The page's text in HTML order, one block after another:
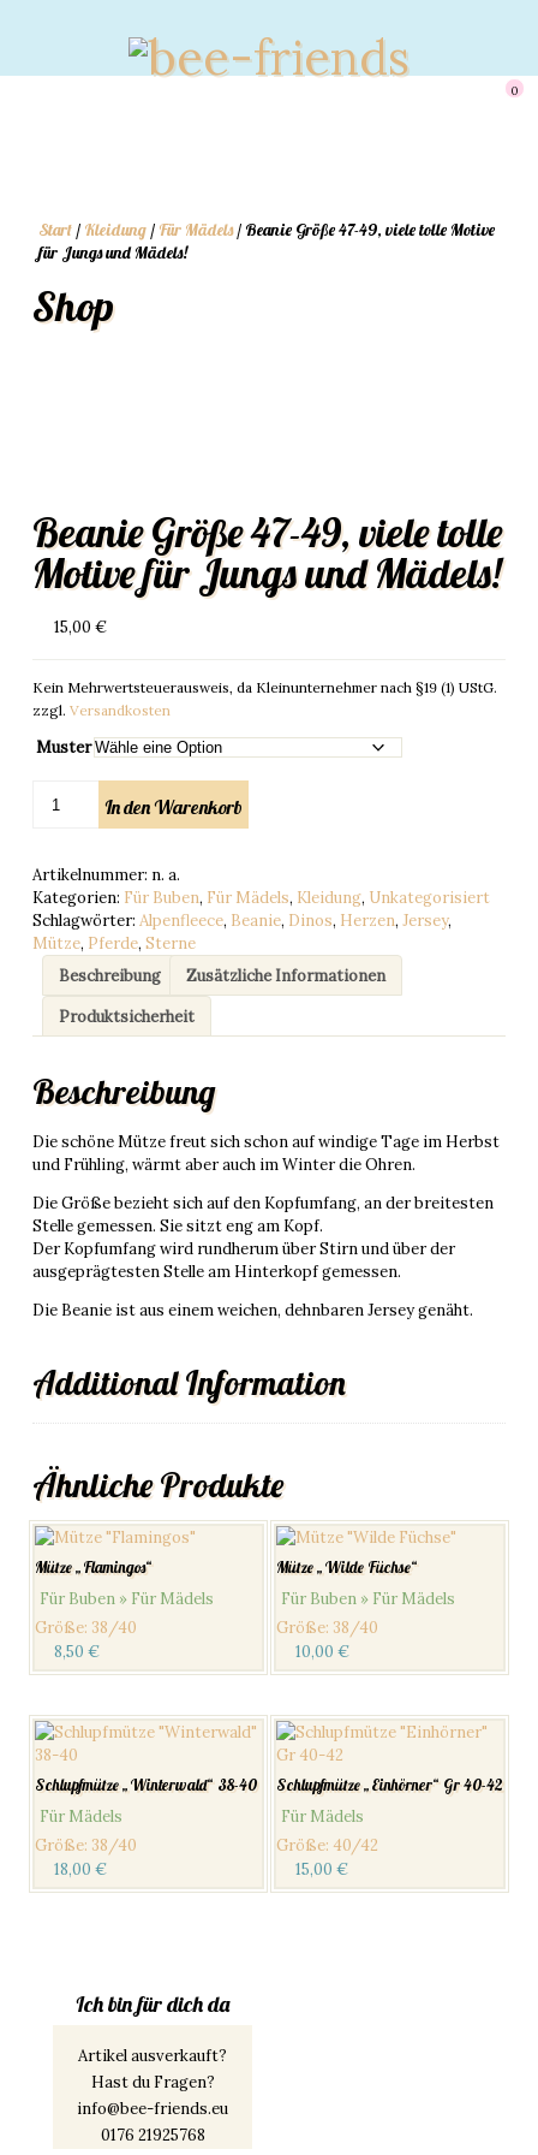
0
Start / Kleidung / Für Mädels/ Beanie Größe 47-49, viele tolle Motive
für Jungs und Mädels!
Shop
Beanie Größe 47-49, viele tolle
Motive für Jungs und Mädels!
15,00 €
Kein Mehrwertsteuerausweis, da Kleinunternehmer nach §19 (1) UStG.
zzgl. Versandkosten
Muster
Größe
viele
tolle
Motive
für
Jungs
und
Mädels!
Menge
In den Warenkorb
Artikelnummer: n. a.
Kategorien: Für Buben, Für Mädels, Kleidung, Unkategorisiert
Schlagwörter: Alpenfleece, Beanie, Dinos, Herzen, Jersey,
Mütze, Pferde, Sterne
Beschreibung
Zusätzliche Informationen
Produktsicherheit
Beschreibung
Die schöne Mütze freut sich schon auf windige Tage im Herbst
und Frühling, wärmt aber auch im Winter die Ohren.
Die Größe bezieht sich auf den Kopfumfang, an der breitesten
Stelle gemessen. Sie sitzt eng am Kopf.
Der Kopfumfang wird rundherum über Stirn und über der
ausgeprägtesten Stelle am Hinterkopf gemessen.
Die Beanie ist aus einem weichen, dehnbaren Jersey genäht.
Additional Information
Ähnliche Produkte
Mütze „Flamingos“
Für Buben » Für Mädels
Größe: 38/40
8,50 €
Mütze „Wilde Füchse“
Für Buben » Für Mädels
Größe: 38/40
10,00 €
Schlupfmütze „Winterwald“ 38-40
Für Mädels
Größe: 38/40
18,00 €
Schlupfmütze „Einhörner“ Gr 40-42
Für Mädels
Größe: 40/42
15,00 €
Ich bin für dich da
Artikel ausverkauft?
Hast du Fragen?
info@bee-friends.eu
0176 21925768